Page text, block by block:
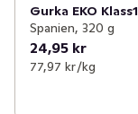
Gurka EKO Klass1
Spanien, 320 g
24,95 kr
77,97 kr /kg